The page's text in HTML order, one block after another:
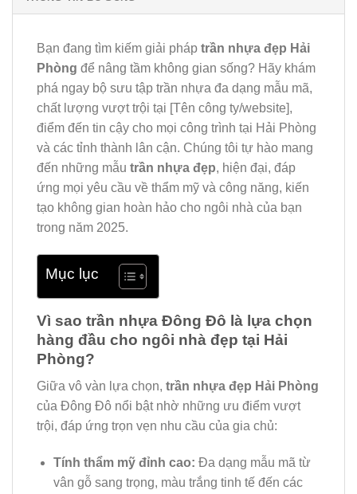
Bạn đang tìm kiếm giải pháp trần nhựa đẹp Hải
Phòng để nâng tầm không gian sống? Hãy khám
phá ngay bộ sưu tập trần nhựa đa dạng mẫu mã,
chất lượng vượt trội tại [Tên công ty/website],
điểm đến tin cậy cho mọi công trình tại Hải Phòng
và các tỉnh thành lân cận. Chúng tôi tự hào mang
đến những mẫu trần nhựa đẹp, hiện đại, đáp
ứng mọi yêu cầu về thẩm mỹ và công năng, kiến
tạo không gian hoàn hảo cho ngôi nhà của bạn
trong năm 2025.
Mục lục
Vì sao trần nhựa Đông Đô là lựa chọn
hàng đầu cho ngôi nhà đẹp tại Hải
Phòng?
Giữa vô vàn lựa chọn, trần nhựa đẹp Hải Phòng
của Đông Đô nổi bật nhờ những ưu điểm vượt
trội, đáp ứng trọn vẹn nhu cầu của gia chủ:
Tính thẩm mỹ đỉnh cao: Đa dạng mẫu mã từ
vân gỗ sang trọng, màu trắng tinh tế đến các